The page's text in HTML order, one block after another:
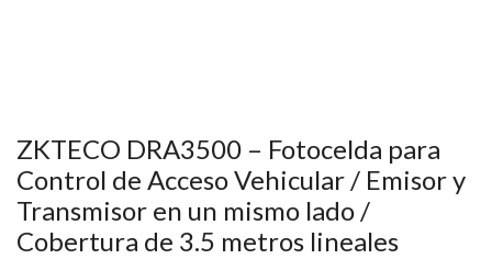
ZKTECO DRA3500 – Fotocelda para
Control de Acceso Vehicular / Emisor y
Transmisor en un mismo lado /
Cobertura de 3.5 metros lineales